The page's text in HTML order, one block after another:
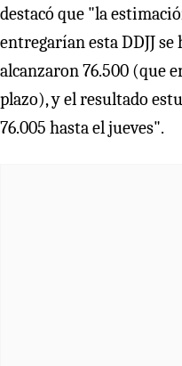
destacó que "la
entregarían esta DDJJ se
alcanzaron 76.500 (que
plazo), y el resultado
76.005 hasta el jueves".